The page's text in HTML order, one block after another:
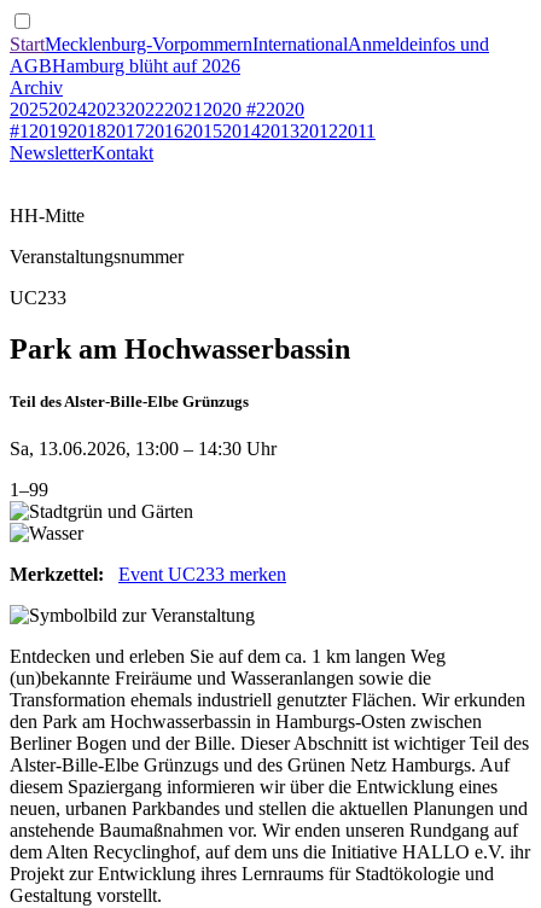
StartMecklenburg-VorpommernInternationalAnmeldeinfos und
AGBHamburg blüht auf 2026
Archiv
20252024202320222021 2020 #22020
#1 201920182017201620152014201320122011
NewsletterKontakt
HH-Mitte
Veranstaltungsnummer
UC233
Park am Hochwasserbassin
Teil des Alster-Bille-Elbe Grünzugs
Sa, 13.06.2026, 13:00 – 14:30 Uhr
1–99
Merkzettel: Event UC233 merken
Entdecken und erleben Sie auf dem ca. 1 km langen Weg
(un)bekannte Freiräume und Wasseranlangen sowie die
Transformation ehemals industriell genutzter Flächen. Wir erkunden
den Park am Hochwasserbassin in Hamburgs-Osten zwischen
Berliner Bogen und der Bille. Dieser Abschnitt ist wichtiger Teil des
Alster-Bille-Elbe Grünzugs und des Grünen Netz Hamburgs. Auf
diesem Spaziergang informieren wir über die Entwicklung eines
neuen, urbanen Parkbandes und stellen die aktuellen Planungen und
anstehende Baumaßnahmen vor. Wir enden unseren Rundgang auf
dem Alten Recyclinghof, auf dem uns die Initiative HALLO e.V. ihr
Projekt zur Entwicklung ihres Lernraums für Stadtökologie und
Gestaltung vorstellt.